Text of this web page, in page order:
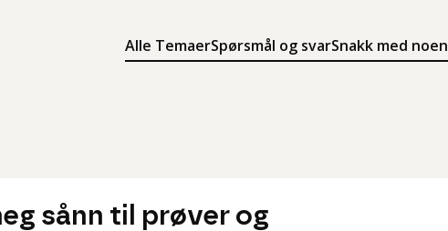
Alle TemaerSpørsmål og svarSnakk med noen
Søk
Meny
sånn til prøver og